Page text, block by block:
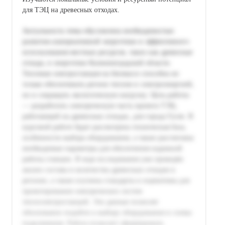
для ТЭЦ на древесных отходах.